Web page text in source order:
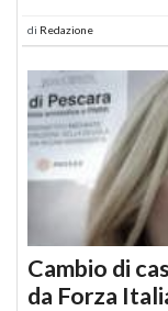
di Redazione
Cambio di
da Forza